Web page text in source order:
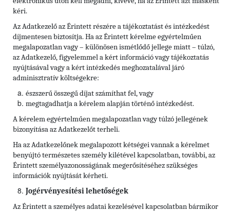
kéri.
Az Adatkezelő az Érintett részére a tájékoztatást és intézkedést
díjmentesen biztosítja. Ha az Érintett kérelme egyértelműen
megalapozatlan vagy – különösen ismétlődő jellege miatt – túlzó,
az Adatkezelő, figyelemmel a kért információ vagy tájékoztatás
nyújtásával vagy a kért intézkedés meghozatalával járó
adminisztratív költségekre:
észszerű összegű díjat számíthat fel, vagy
megtagadhatja a kérelem alapján történő intézkedést.
A kérelem egyértelműen megalapozatlan vagy túlzó jellegének
bizonyítása az Adatkezelőt terheli.
Ha az Adatkezelőnek megalapozott kétségei vannak a kérelmet
benyújtó természetes személy kilétével kapcsolatban, további, az
Érintett személyazonosságának megerősítéséhez szükséges
információk nyújtását kérheti.
Jogérvényesítési lehetőségek
Az Érintett a személyes adatai kezelésével kapcsolatban bármikor